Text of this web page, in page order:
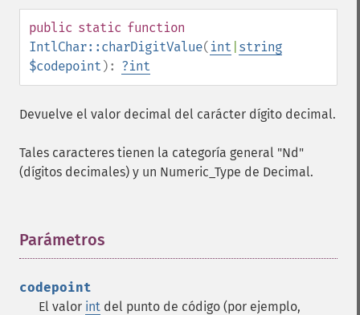
public static function
IntlChar::charDigitValue( int string
$codepoint ): ?int
Devuelve el valor decimal del carácter dígito decimal.
Tales caracteres tienen la categoría general "Nd"
(dígitos decimales) y un Numeric_Type de Decimal.
Parámetros
codepoint
El valor int del punto de código (por ejemplo,